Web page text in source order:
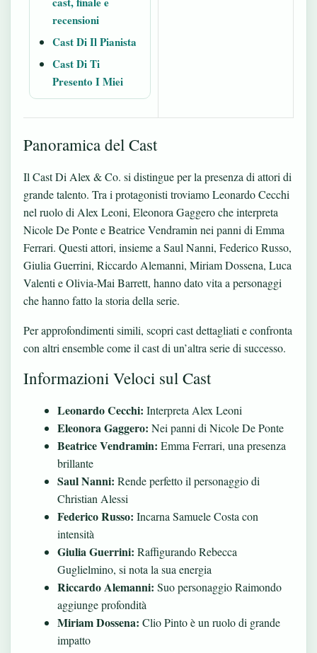
recensioni
Cast Di Il Pianista
Cast Di Ti
Presento I Miei
Panoramica del Cast
Il Cast Di Alex & Co. si distingue per la presenza di attori di
grande talento. Tra i protagonisti troviamo Leonardo Cecchi
nel ruolo di Alex Leoni, Eleonora Gaggero che interpreta
Nicole De Ponte e Beatrice Vendramin nei panni di Emma
Ferrari. Questi attori, insieme a Saul Nanni, Federico Russo,
Giulia Guerrini, Riccardo Alemanni, Miriam Dossena, Luca
Valenti e Olivia-Mai Barrett, hanno dato vita a personaggi
che hanno fatto la storia della serie.
Per approfondimenti simili, scopri cast dettagliati e confronta
con altri ensemble come il cast di un’altra serie di successo.
Informazioni Veloci sul Cast
Leonardo Cecchi: Interpreta Alex Leoni
Eleonora Gaggero: Nei panni di Nicole De Ponte
Beatrice Vendramin: Emma Ferrari, una presenza
brillante
Saul Nanni: Rende perfetto il personaggio di
Christian Alessi
Federico Russo: Incarna Samuele Costa con
intensità
Giulia Guerrini: Raffigurando Rebecca
Guglielmino, si nota la sua energia
Riccardo Alemanni: Suo personaggio Raimondo
aggiunge profondità
Miriam Dossena: Clio Pinto è un ruolo di grande
impatto